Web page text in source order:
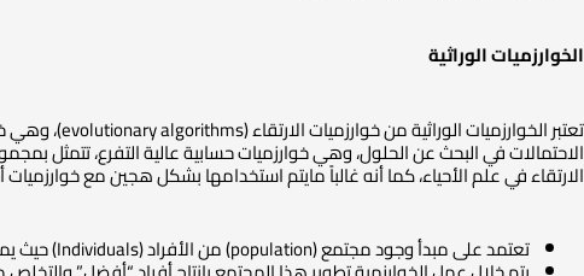
الخوارزميات الوراثية
الارتقاء في علم الأحياء، كما أنه غالباً مايتم استخدامها بشكل هجين مع
تعتمد على مبدأ وجود مجتمع (population) من الأفراد (Individuals) حيث يمثّل كل فرد حلاً من حلول المسألة، ويتم ترميز (encoding) كل حل بصبغي (chromosome).